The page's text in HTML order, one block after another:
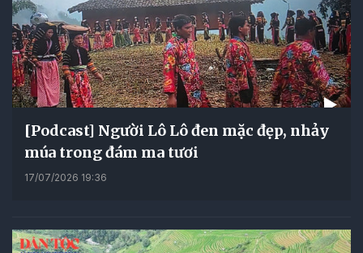
[Podcast] Người Lô Lô đen mặc đẹp, nhảy
múa trong đám ma tươi
17/07/2026 19:36